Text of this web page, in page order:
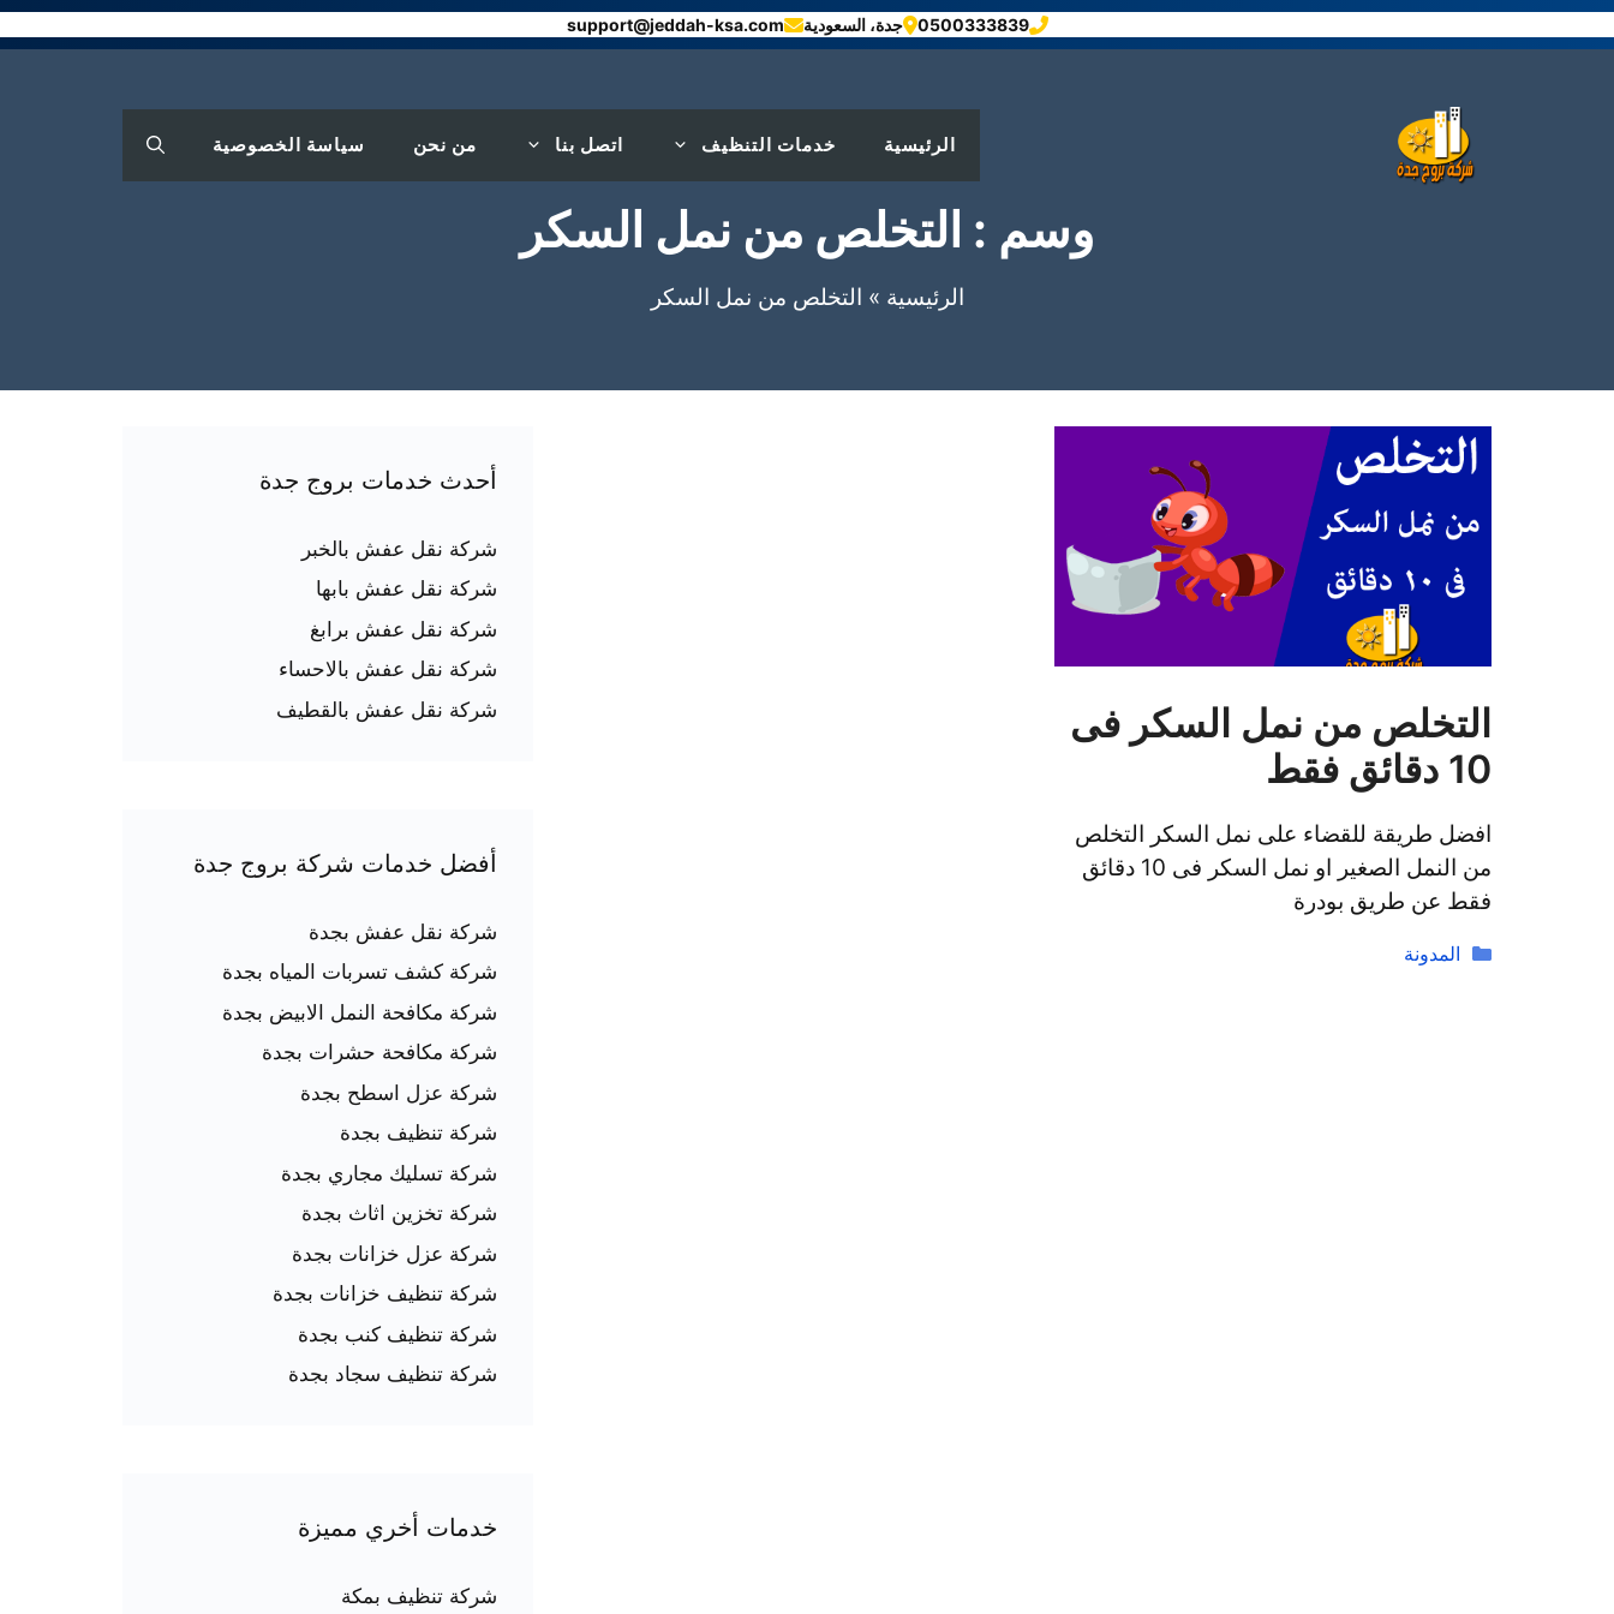
انتقل
إلى
0500333839 جدة، السعودية support@jeddah-ksa.com
الرئيسية خدمات التنظيف اتصل بنا من نحن سياسة الخصوصية
وسم : التخلص من نمل السكر
الرئيسية » التخلص من نمل السكر
التخلص من نمل السكر فى
10 دقائق فقط
افضل طريقة للقضاء على نمل السكر التخلص
من النمل الصغير او نمل السكر فى 10 دقائق
فقط عن طريق بودرة
التصنيفات
المدونة
أحدث خدمات بروج جدة
شركة نقل عفش بالخبر
شركة نقل عفش بابها
شركة نقل عفش برابغ
شركة نقل عفش بالاحساء
شركة نقل عفش بالقطيف
أفضل خدمات شركة بروج جدة
شركة نقل عفش بجدة
شركة كشف تسربات المياه بجدة
شركة مكافحة النمل الابيض بجدة
شركة مكافحة حشرات بجدة
شركة عزل اسطح بجدة
شركة تنظيف بجدة
شركة تسليك مجاري بجدة
شركة تخزين اثاث بجدة
شركة عزل خزانات بجدة
شركة تنظيف خزانات بجدة
شركة تنظيف كنب بجدة
شركة تنظيف سجاد بجدة
خدمات أخري مميزة
شركة تنظيف بمكة